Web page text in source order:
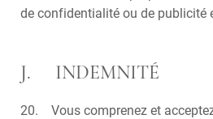
de confidentialité ou de publicité
J. INDEMNITÉ
20. Vous comprenez et